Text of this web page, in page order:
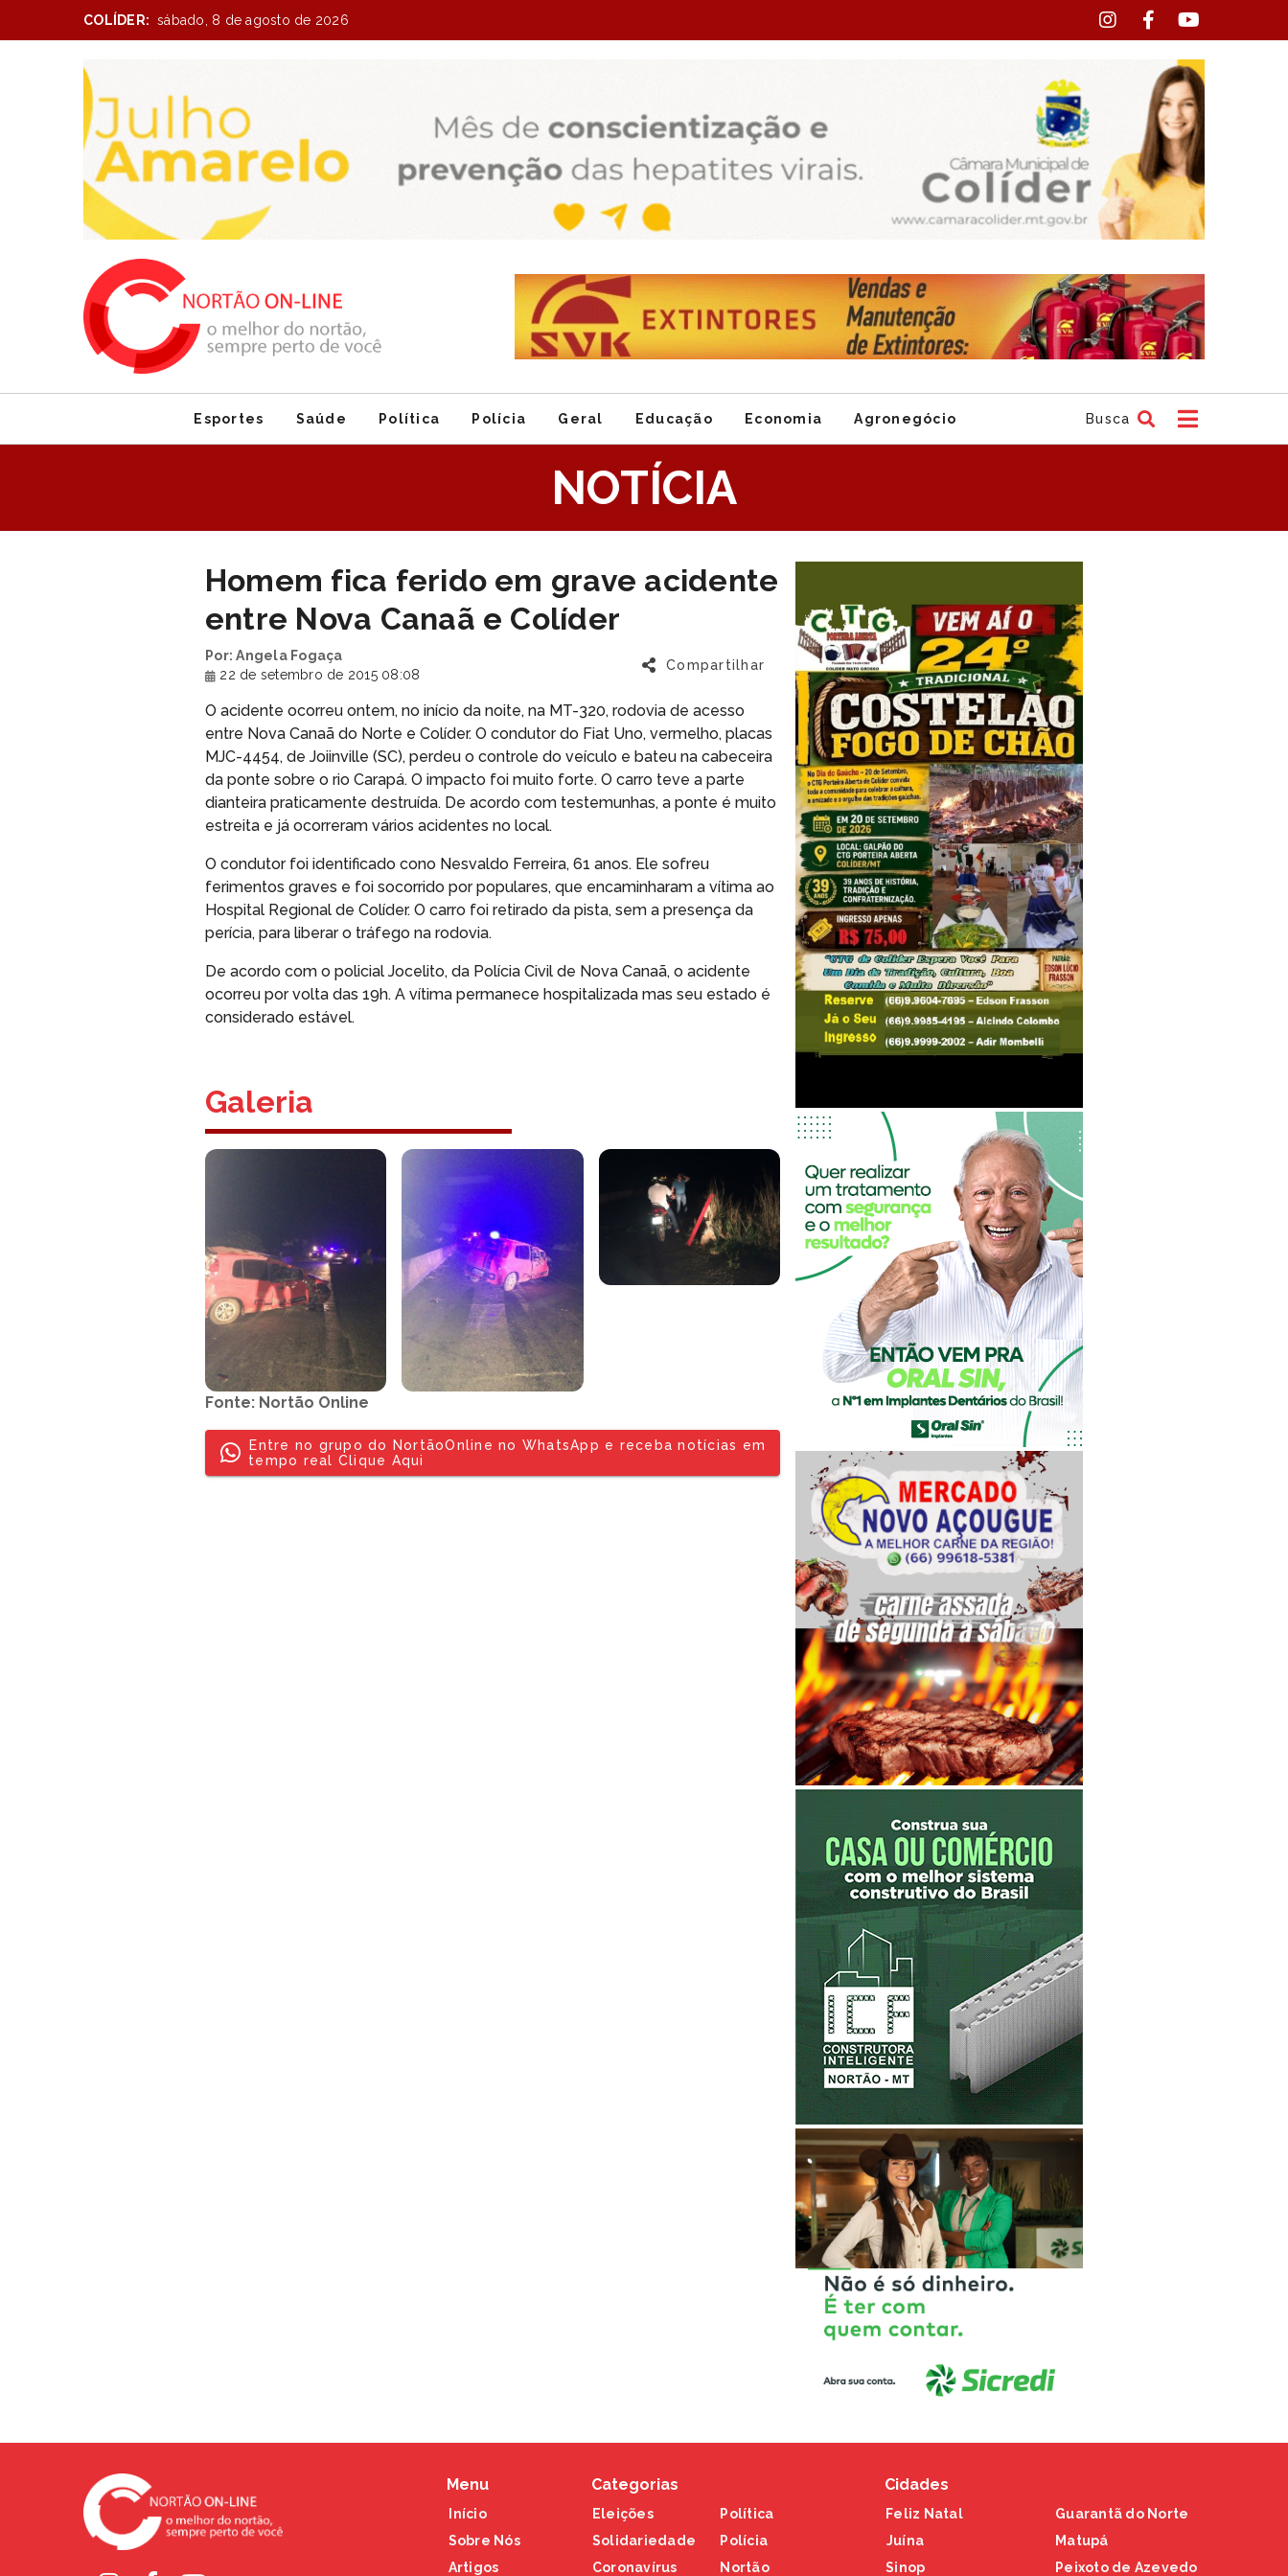
COLÍDER: sábado, 8 de agosto de 2026
of
1
of
Esportes Saúde Política Polícia Geral Educação Economia Agronegócio Busca
NOTÍCIA
Homem fica ferido em grave acidente
entre Nova Canaã e Colíder
Por: Angela Fogaça
22 de setembro de 2015 08:08
Compartilhar
O acidente ocorreu ontem, no início da noite, na MT-320, rodovia de acesso
entre Nova Canaã do Norte e Colíder. O condutor do Fiat Uno, vermelho, placas
MJC-4454, de Joiinville (SC), perdeu o controle do veículo e bateu na cabeceira
da ponte sobre o rio Carapá. O impacto foi muito forte. O carro teve a parte
dianteira praticamente destruída. De acordo com testemunhas, a ponte é muito
estreita e já ocorreram vários acidentes no local.
O condutor foi identificado cono Nesvaldo Ferreira, 61 anos. Ele sofreu
ferimentos graves e foi socorrido por populares, que encaminharam a vítima ao
Hospital Regional de Colíder. O carro foi retirado da pista, sem a presença da
perícia, para liberar o tráfego na rodovia.
De acordo com o policial Jocelito, da Polícia Civil de Nova Canaã, o acidente
ocorreu por volta das 19h. A vítima permanece hospitalizada mas seu estado é
considerado estável.
Galeria
Fonte: Nortão Online
Entre no grupo do NortãoOnline no WhatsApp e receba notícias em
tempo real Clique Aqui
Menu
Início
Sobre Nós
Artigos
Categorias
Eleições
Solidariedade
Coronavírus
Política
Polícia
Nortão
Cidades
Feliz Natal
Juína
Sinop
Guarantã do Norte
Matupá
Peixoto de Azevedo